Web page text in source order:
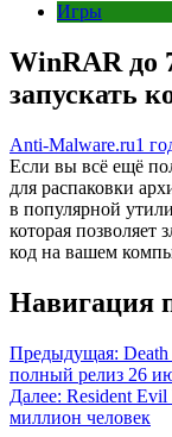
Игры
WinRAR до
запускать
Anti-Malware.ru1
Если вы всё ещё
для распаковки
в популярной
которая
код на вашем
Навигация
Предыдущая:
полный релиз 26
Далее: Resident
миллион человек